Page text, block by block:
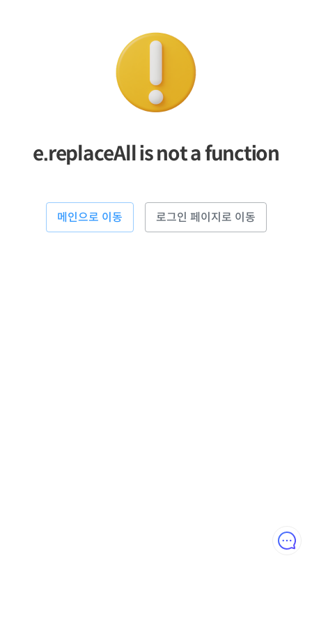
e.replaceAll is not a function
메인으로 이동 로그인 페이지로 이동